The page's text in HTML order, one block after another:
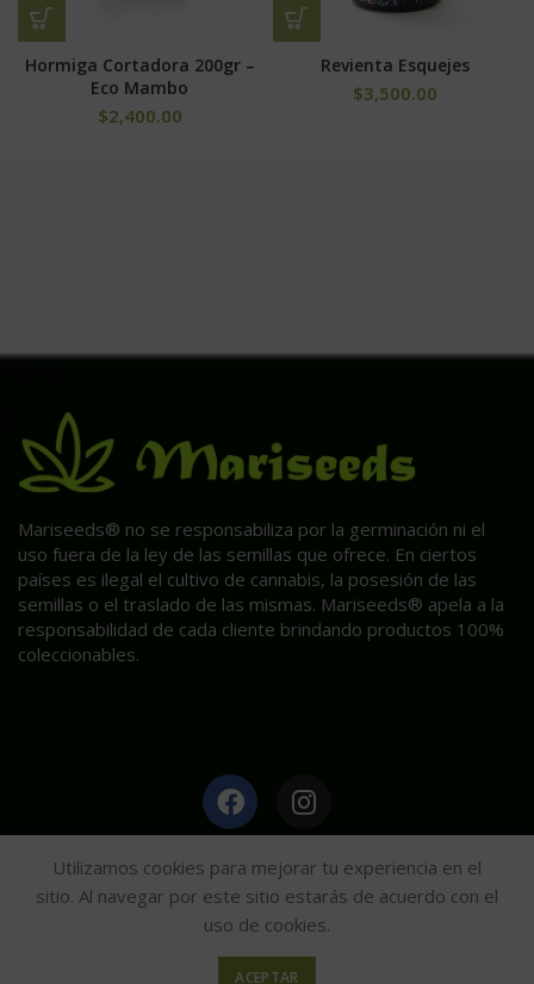
Hormiga Cortadora 200gr –
Eco Mambo
$2,400.00
Revienta Esquejes
$3,500.00
Mariseeds® no se responsabiliza por la germinación ni el
uso fuera de la ley de las semillas que ofrece. En ciertos
países es ilegal el cultivo de cannabis, la posesión de las
semillas o el traslado de las mismas. Mariseeds® apela a la
responsabilidad de cada cliente brindando productos 100%
coleccionables.
HAGA CLIC AQUÍ PARA INFORMACIÓN POST VENTA.
Utilizamos cookies para mejorar tu experiencia en el
sitio. Al navegar por este sitio estarás de acuerdo con el
uso de cookies.
ACEPTAR